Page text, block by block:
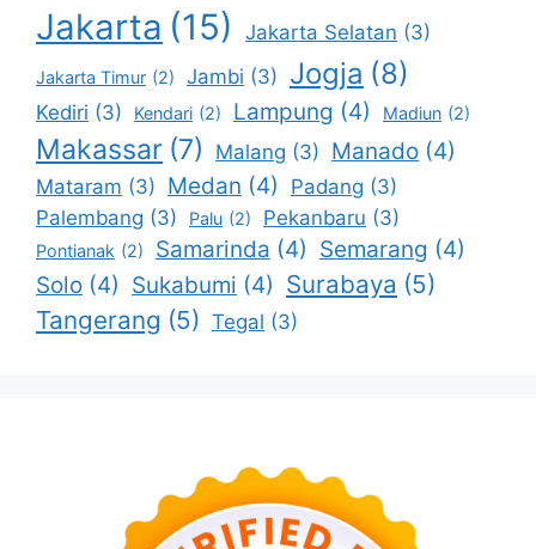
Jakarta (15) Jakarta Selatan (3)
Jakarta Timur (2) Jambi (3) Jogja (8)
Kediri (3) Kendari (2) Lampung (4) Madiun (2)
Makassar (7) Malang (3) Manado (4)
Mataram (3) Medan (4) Padang (3)
Palembang (3) Palu (2) Pekanbaru (3)
Pontianak (2) Samarinda (4) Semarang (4)
Solo (4) Sukabumi (4) Surabaya (5)
Tangerang (5) Tegal (3)